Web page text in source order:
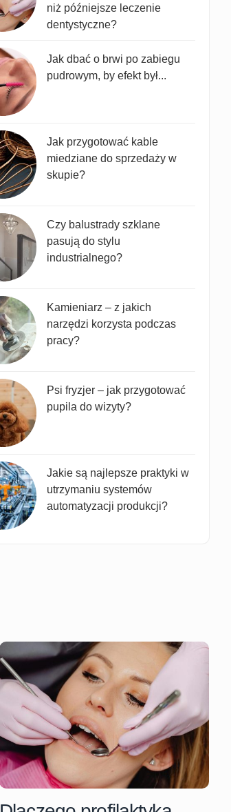
niż późniejsze leczenie
dentystyczne?
Jak dbać o brwi po zabiegu
pudrowym, by efekt był...
Jak przygotować kable
miedziane do sprzedaży w
skupie?
Czy balustrady szklane
pasują do stylu
industrialnego?
Kamieniarz – z jakich
narzędzi korzysta podczas
pracy?
Psi fryzjer – jak przygotować
pupila do wizyty?
Jakie są najlepsze praktyki w
utrzymaniu systemów
automatyzacji produkcji?